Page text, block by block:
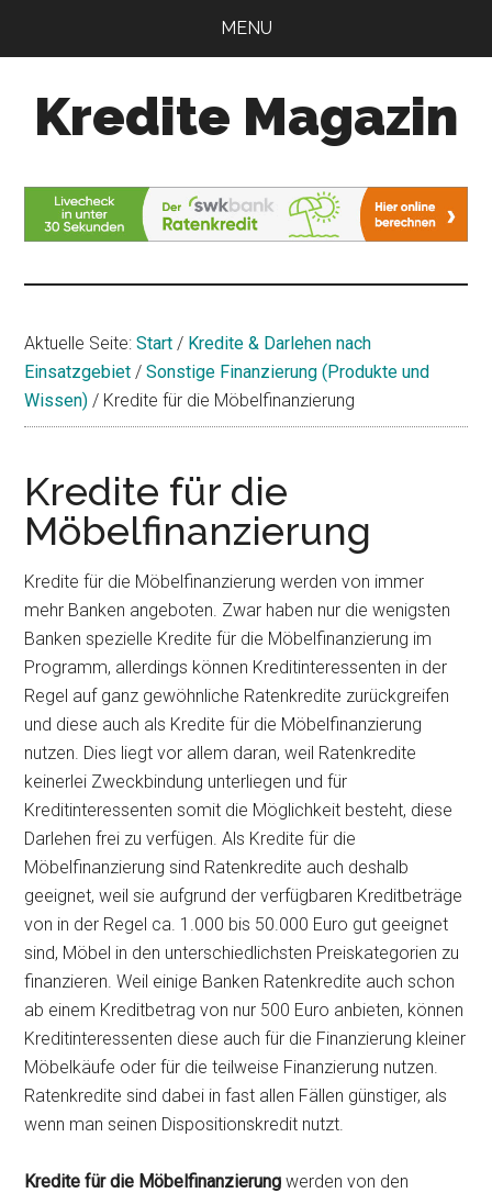
MENU
Kredite Magazin
für
Ihren
Kredit
Aktuelle Seite:Start / Kredite & Darlehen nach
Einsatzgebiet / Sonstige Finanzierung (Produkte und
Wissen) / Kredite für die Möbelfinanzierung
Kredite für die
Möbelfinanzierung
Kredite für die Möbelfinanzierung werden von immer
mehr Banken angeboten. Zwar haben nur die wenigsten
Banken spezielle Kredite für die Möbelfinanzierung im
Programm, allerdings können Kreditinteressenten in der
Regel auf ganz gewöhnliche Ratenkredite zurückgreifen
und diese auch als Kredite für die Möbelfinanzierung
nutzen. Dies liegt vor allem daran, weil Ratenkredite
keinerlei Zweckbindung unterliegen und für
Kreditinteressenten somit die Möglichkeit besteht, diese
Darlehen frei zu verfügen. Als Kredite für die
Möbelfinanzierung sind Ratenkredite auch deshalb
geeignet, weil sie aufgrund der verfügbaren Kreditbeträge
von in der Regel ca. 1.000 bis 50.000 Euro gut geeignet
sind, Möbel in den unterschiedlichsten Preiskategorien zu
finanzieren. Weil einige Banken Ratenkredite auch schon
ab einem Kreditbetrag von nur 500 Euro anbieten, können
Kreditinteressenten diese auch für die Finanzierung kleiner
Möbelkäufe oder für die teilweise Finanzierung nutzen.
Ratenkredite sind dabei in fast allen Fällen günstiger, als
wenn man seinen Dispositionskredit nutzt.
Kredite für die Möbelfinanzierung werden von den